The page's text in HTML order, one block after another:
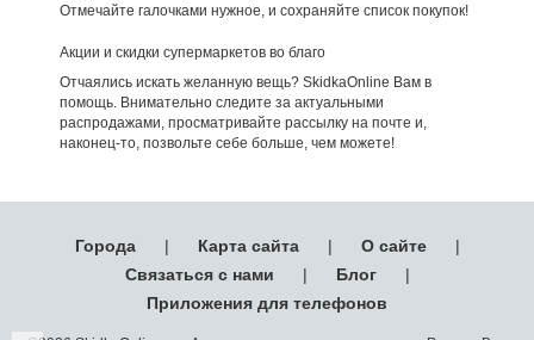
Отмечайте галочками нужное, и сохраняйте список покупок!
Акции и скидки супермаркетов во благо
Отчаялись искать желанную вещь? SkidkaOnline Вам в
помощь. Внимательно следите за актуальными
распродажами, просматривайте рассылку на почте и,
наконец-то, позвольте себе больше, чем можете!
Города | Карта сайта | О сайте
|
Связаться с нами
| Блог
|
Приложения для телефонов